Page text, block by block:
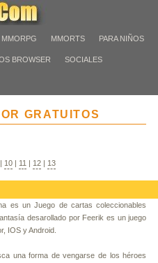
MMORPG MMORTS PARA NIÑOS
BROWSER SOCIALES
GRATUITOS
| 10 | 11 | 12 | 13
es un Juego de cartas coleccionables
desarollado por Feerik es un juego
IOS y Android.
una forma de vengarse de los héroes